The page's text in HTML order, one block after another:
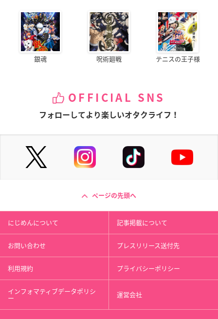
銀魂 呪術廻戦 テニスの王子様
OFFICIAL SNS
フォローしてより楽しいオタクライフ！
ページの先頭へ
にじめんについて 記事掲載について
お問い合わせ プレスリリース送付先
利用規約 プライバシーポリシー
インフォマティブデータポリシ
ー 運営会社